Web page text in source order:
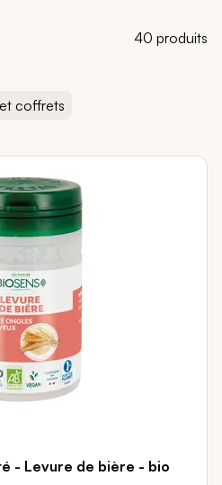
40 produits
coffrets
- Levure de bière - bio